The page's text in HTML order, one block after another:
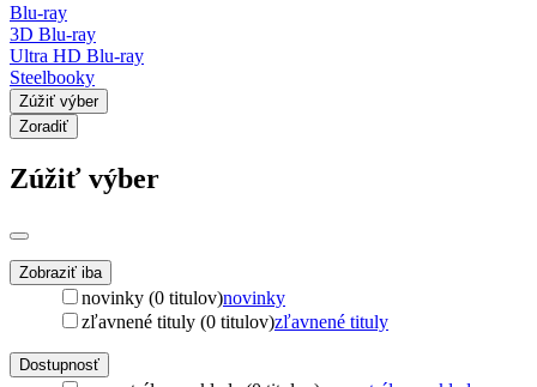
Blu-ray
3D Blu-ray
Ultra HD Blu-ray
Steelbooky
Zúžiť výber
Zoradiť
Zúžiť výber
Zobraziť iba
novinky (0 titulov)novinky
zľavnené tituly (0 titulov)zľavnené tituly
Dostupnosť